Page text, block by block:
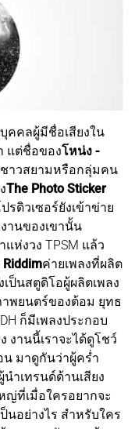
คคลผู้มีชื่อเสียงใน
แต่ชื่อของโหน่ง -
าวสยามหรือกลุ่มคน
The Photo Sticker
รดิวเซอร์ยังเข้าข่าย
านของเขานั้น
ห่งวง TPSM แล้ว
Riddimค่ายเพลงที่ผลิต
ป็นสตูดิโอผู้ผลิตเพลง
พยนตร์ของต้อม ยุทธ
ก็มีเพลงประกอบ
งานนี้เราจะได้ดูโชว์
มาดูกันว่าผู้คร่ำ
ำเทรนด์ด้านเสียง
ญ่ที่เมื่อใครอยากจะ
นอย่างไร สำหรับใคร